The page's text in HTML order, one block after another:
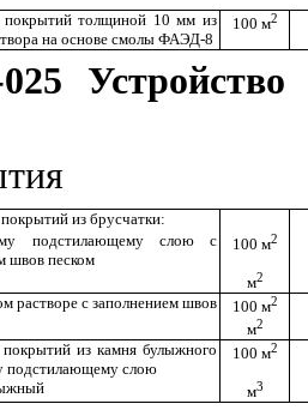
покрытий толщиной 10 мм из
на основе смолы ФАЭД-8
100 м2
025
из брусчатки:
подстилающему слою с
швов песком
100 м2
м2
растворе с заполнением швов 100 м2
м2
покрытий из камня булыжного
подстилающему слою
100 м2
м3